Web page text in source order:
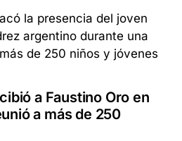
a Faustino Oro en
a más de 250